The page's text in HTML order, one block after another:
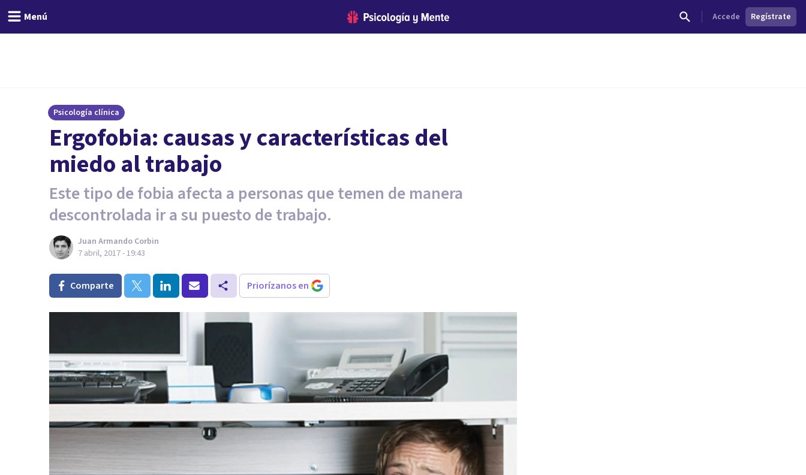
Menú Accede Regístrate
Psicología clínica
Ergofobia: causas y características del
miedo al trabajo
Este tipo de fobia afecta a personas que temen de manera
descontrolada ir a su puesto de trabajo.
Juan Armando Corbin
7 abril, 2017 - 19:43
Comparte Priorízanos en